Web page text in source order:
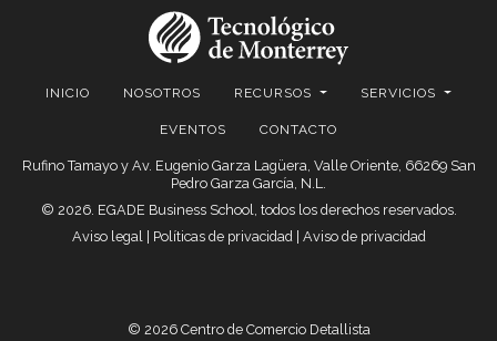
INICIO NOSOTROS RECURSOS SERVICIOS
EVENTOS CONTACTO
Rufino Tamayo y Av. Eugenio Garza Lagüera, Valle Oriente, 66269 San
Pedro Garza García, N.L.
© 2026. EGADE Business School, todos los derechos reservados.
Aviso legal| Políticas de privacidad| Aviso de privacidad
© 2026 Centro de Comercio Detallista